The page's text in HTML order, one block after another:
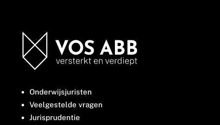
Onderwijsjuristen
Veelgestelde vragen
Jurisprudentie